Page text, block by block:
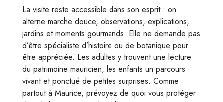
La visite reste accessible dans son esprit : on
alterne marche douce, observations, explications,
jardins et moments gourmands. Elle ne demande pas
d’être spécialiste d’histoire ou de botanique pour
être appréciée. Les adultes y trouvent une lecture
du patrimoine mauricien, les enfants un parcours
vivant et ponctué de petites surprises. Comme
partout à Maurice, prévoyez de quoi vous protéger